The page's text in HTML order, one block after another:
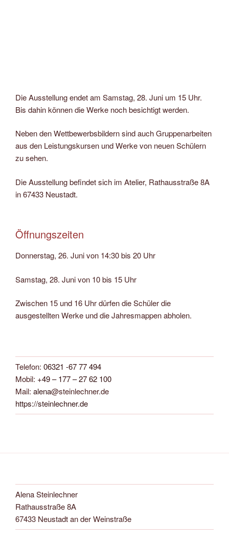
Die Ausstellung endet am Samstag, 28. Juni um 15 Uhr.
Bis dahin können die Werke noch besichtigt werden.
Neben den Wettbewerbsbildern sind auch Gruppenarbeiten
aus den Leistungskursen und Werke von neuen Schülern
zu sehen.
Die Ausstellung befindet sich im Atelier, Rathausstraße 8A
in 67433 Neustadt.
Öffnungszeiten
Donnerstag, 26. Juni von 14:30 bis 20 Uhr
Samstag, 28. Juni von 10 bis 15 Uhr
Zwischen 15 und 16 Uhr dürfen die Schüler die
ausgestellten Werke und die Jahresmappen abholen.
Telefon: 06321 -67 77 494
Mobil: +49 – 177 – 27 62 100
Mail: alena@steinlechner.de
https://steinlechner.de
Alena Steinlechner
Rathausstraße 8A
67433 Neustadt an der Weinstraße